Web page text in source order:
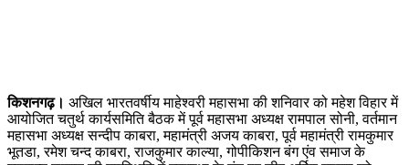
किशनगढ़। अखिल भारतवर्षीय माहेश्वरी महासभा की शनिवार को महेश विहार में
आयोजित चतुर्थ कार्यसमिति बैठक में पूर्व महासभा अध्यक्ष रामपाल सोनी, वर्तमान
महासभा अध्यक्ष सन्दीप काबरा, महामंत्री अजय काबरा, पूर्व महामंत्री रामकुमार
भूतडा, रमेश चन्द काबरा, राजकुमार काल्या, गोपीकिशन बंग एंव समाज के